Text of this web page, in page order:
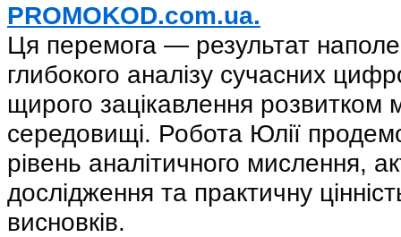
PROMOKOD.com.ua.
Ця перемога — результат
глибокого аналізу сучасних
щирого зацікавлення розвитком
середовищі. Робота Юлії
рівень аналітичного мислення,
дослідження та практичну
висновків.